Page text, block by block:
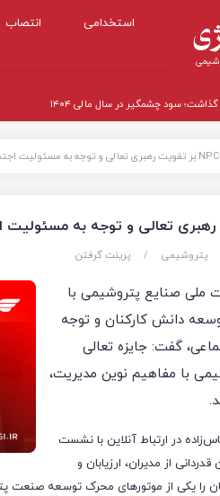
استخدامی انتصاب
سود چشمگیر در سال مالی ۱۴۰۴
پتروشیمی / پرینت گرفتن
ملی صنایع پتروشیمی با
دانش کارکنان و توجه
گفت: جایزه تعالی
با مفاهیم نوین مدیریت،
در ارتباط آنلاین با نشست
از مدیران، ارزیابان و
را یکی از موتورهای محرک توسعه صنعت